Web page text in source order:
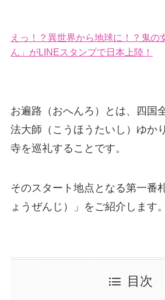
えっ！？異世界から地球に！？鬼の
ん」がLINEスタンプで日本上陸！
お遍路（おへんろ）とは、四国
法大師（こうほうたいし）ゆか
寺を巡礼することです。
そのスタート地点となる第一番
ょうぜんじ）」をご紹介します。
目次